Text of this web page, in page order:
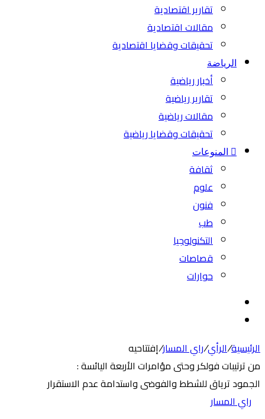
تقارير اقتصادية
مقالات اقتصادية
تحقيقات وقضايا اقتصادية
الرياضة
أخبار رياضية
تقارير رياضية
مقالات رياضية
تحقيقات وقضايا رياضية
المنوعات
ثقافة
علوم
فنون
طب
التكنولوجيا
قصاصات
حوارات
المظلم
الرئيسية/الرأي/راي المسار/إفتتاحيه
من ترتيبات فولكر وحتى مؤامرات الأربعة اليائسة :
الجمود ترياق للشطط والفوضى واستدامة عدم الاستقرار
راي المسار